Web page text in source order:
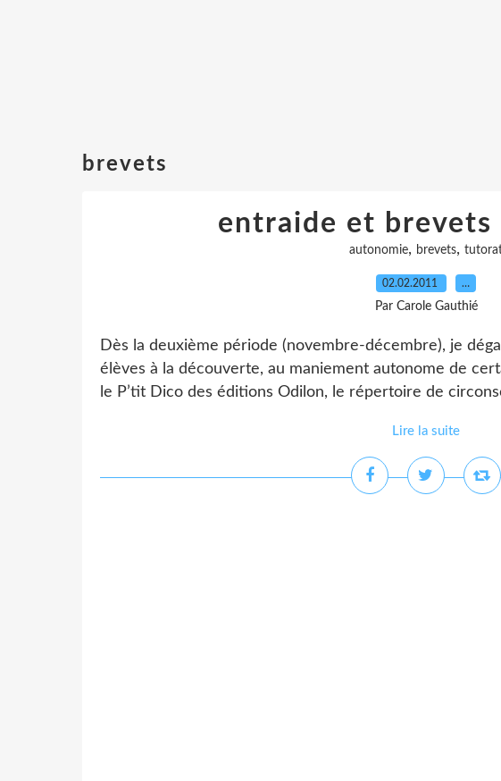
brevets
entraide et
autonomie, brevets,
02.02.2011 …
Par Carole Gauthié
Dès la deuxième période (novembre-décembre), je
élèves à la découverte, au maniement autonome de
le P’tit Dico des éditions Odilon, le répertoire de
Lire la suite